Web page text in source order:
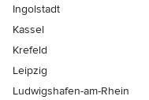
Ingolstadt
Kassel
Krefeld
Leipzig
Ludwigshafen-am-Rhein